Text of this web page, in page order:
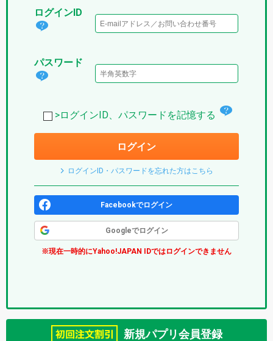
ログインID
ログ
IDと
プ
パスワード
パス
ド
は？
リ)
>ログインID、パスワードを記憶する
ェ
ボ
ク
ス
ログイン
ログインID・パスワードを忘れた方はこちら
Facebookでログイン
Googleでログイン
※現在一時的にYahoo!JAPAN IDではログインできません
新規パプリ会員登録